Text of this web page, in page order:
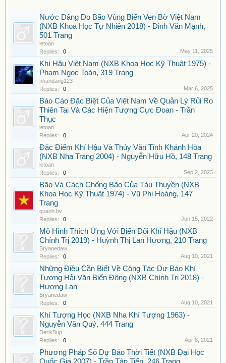
Nước Dâng Do Bão Vùng Biển Ven Bờ Việt Nam
(NXB Khoa Học Tự Nhiên 2018) - Đinh Văn Mạnh,
501 Trang
letoan
Replies:
0 May 11, 2025
Khí Hậu Việt Nam (NXB Khoa Học Kỹ Thuật 1975) -
Phạm Ngọc Toàn, 319 Trang
nhandang123
Replies:
0 Mar 6, 2025
Báo Cáo Đặc Biệt Của Việt Nam Về Quản Lý Rủi Ro
Thiên Tai Và Các Hiện Tượng Cực Đoan - Trần
Thục
letoan
Replies:
0 Apr 20, 2024
Đặc Điểm Khí Hậu Và Thủy Văn Tỉnh Khánh Hòa
(NXB Nha Trang 2004) - Nguyễn Hữu Hồ, 148 Trang
letoan
Replies:
0 Sep 2, 2023
Bão Và Cách Chống Bão Của Tàu Thuyền (NXB
Khoa Học Kỹ Thuật 1974) - Vũ Phi Hoàng, 147
Trang
quanh.bv
Replies:
0 Jun 15, 2022
Mô Hình Thích Ứng Với Biến Đổi Khí Hậu (NXB
Chính Trị 2019) - Huỳnh Thị Lan Hương, 210 Trang
Bryanedaw
Replies:
0 Aug 10, 2021
Những Điều Cần Biết Về Công Tác Dự Báo Khí
Tượng Hải Văn Biển Đông (NXB Chính Trị 2018) -
Hương Lan
Bryanedaw
Replies:
0 Aug 10, 2021
Khí Tượng Học (NXB Nha Khí Tượng 1963) -
Nguyễn Văn Quý, 444 Trang
DerikBup
Replies:
0 Apr 8, 2021
Phương Pháp Số Dự Báo Thời Tiết (NXB Đại Học